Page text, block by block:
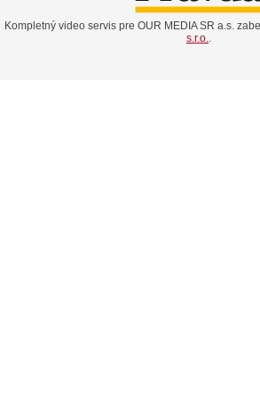
Kompletný video servis pre OUR MEDIA SR a.s.
s.r.o..